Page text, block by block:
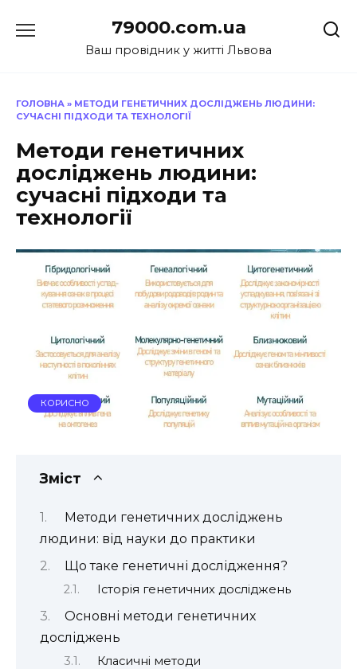
до
79000.com.ua
Ваш провідник у житті Львова
ГОЛОВНА » МЕТОДИ ГЕНЕТИЧНИХ ДОСЛІДЖЕНЬ ЛЮДИНИ:
СУЧАСНІ ПІДХОДИ ТА ТЕХНОЛОГІЇ
Методи генетичних
досліджень людини:
сучасні підходи та
технології
КОРИСНО
Зміст
Методи генетичних досліджень
людини: від науки до практики
Що таке генетичні дослідження?
Історія генетичних досліджень
Основні методи генетичних
досліджень
Класичні методи